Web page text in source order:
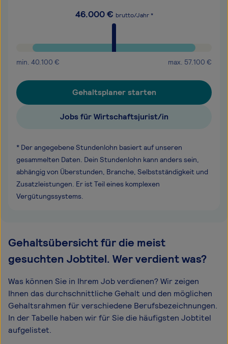
46.000€ brutto/Jahr *
min. 40.100 € max. 57.100 €
Gehaltsplaner starten
Jobs für Wirtschaftsjurist/in
* Der angegebene Stundenlohn basiert auf unseren
gesammelten Daten. Dein Stundenlohn kann anders sein,
abhängig von Überstunden, Branche, Selbstständigkeit und
Zusatzleistungen. Er ist Teil eines komplexen
Vergütungssystems.
Gehaltsübersicht für die meist
gesuchten Jobtitel. Wer verdient was?
Was können Sie in Ihrem Job verdienen? Wir zeigen
Ihnen das durchschnittliche Gehalt und den möglichen
Gehaltsrahmen für verschiedene Berufsbezeichnungen.
In der Tabelle haben wir für Sie die häufigsten Jobtitel
aufgelistet.